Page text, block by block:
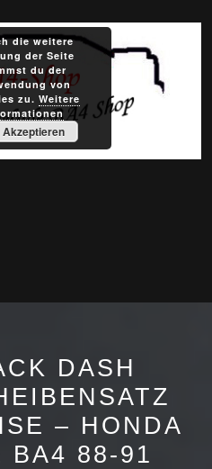
DASH
– HONDA
BA4 88-91
die weitere
der Seite
du der
von
zu. Weitere
Akzeptieren